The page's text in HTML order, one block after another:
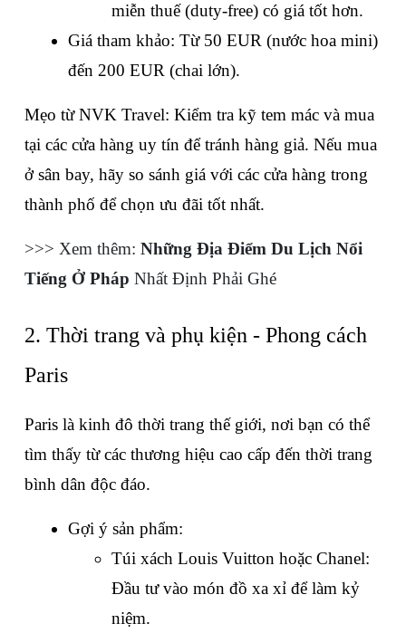
miễn thuế (duty-free) có giá tốt hơn.
Giá tham khảo: Từ 50 EUR (nước hoa mini)
đến 200 EUR (chai lớn).
Mẹo từ NVK Travel: Kiểm tra kỹ tem mác và mua
tại các cửa hàng uy tín để tránh hàng giả. Nếu mua
ở sân bay, hãy so sánh giá với các cửa hàng trong
thành phố để chọn ưu đãi tốt nhất.
>>> Xem thêm: Những Địa Điểm Du Lịch Nổi
Tiếng Ở Pháp Nhất Định Phải Ghé
2. Thời trang và phụ kiện - Phong cách
Paris
Paris là kinh đô thời trang thế giới, nơi bạn có thể
tìm thấy từ các thương hiệu cao cấp đến thời trang
bình dân độc đáo.
Gợi ý sản phẩm:
Túi xách Louis Vuitton hoặc Chanel:
Đầu tư vào món đồ xa xỉ để làm kỷ
niệm.